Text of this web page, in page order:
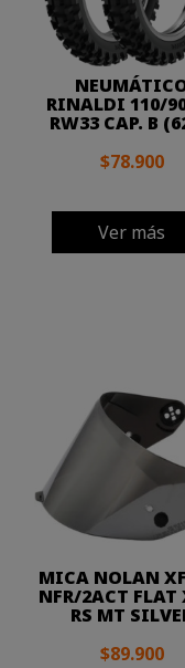
RINALDI 110/
RW33 CAP. B
$78.900
Ver más
MICA NOLAN
NFR/2ACT FLAT
RS MT
$89.900